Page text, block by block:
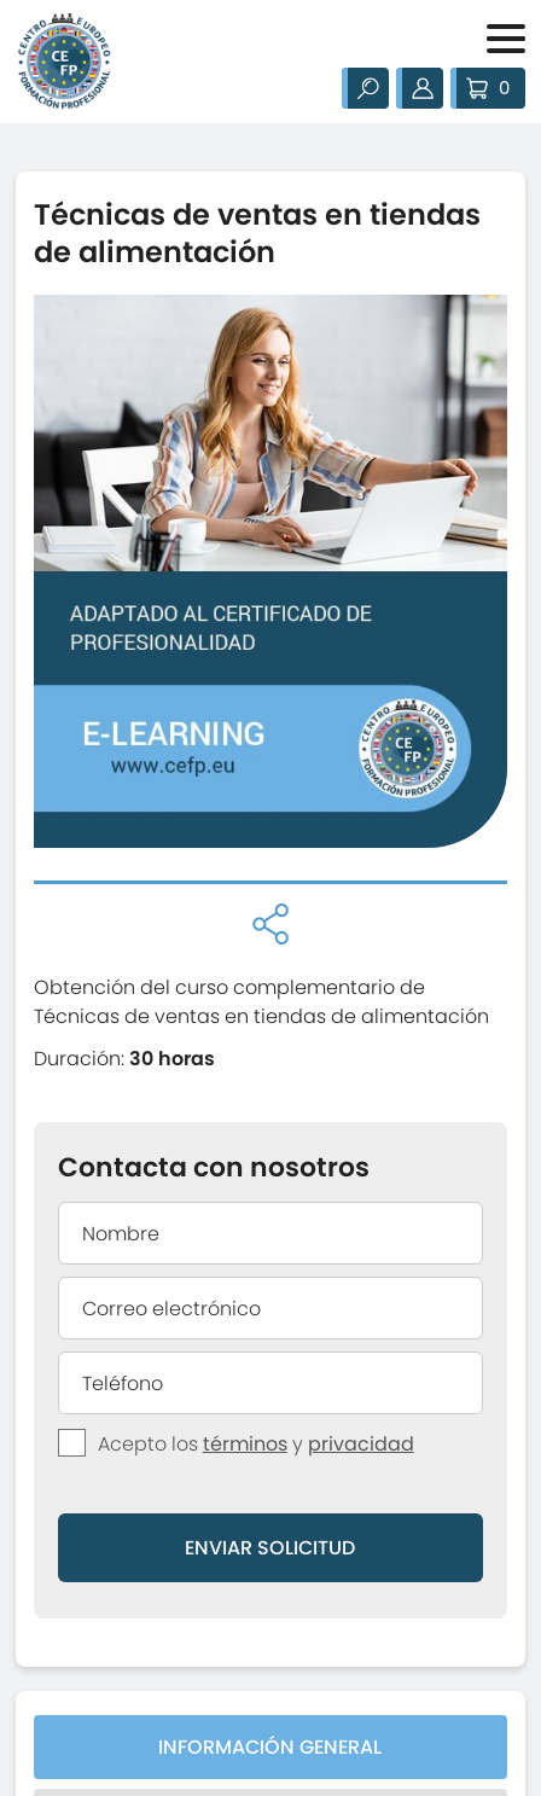
0
Técnicas de ventas en tiendas
de alimentación
Obtención del curso complementario de
Técnicas de ventas en tiendas de alimentación
Duración:30 horas
Contacta con nosotros
Acepto lostérminosy privacidad
ENVIAR SOLICITUD
INFORMACIÓN GENERAL